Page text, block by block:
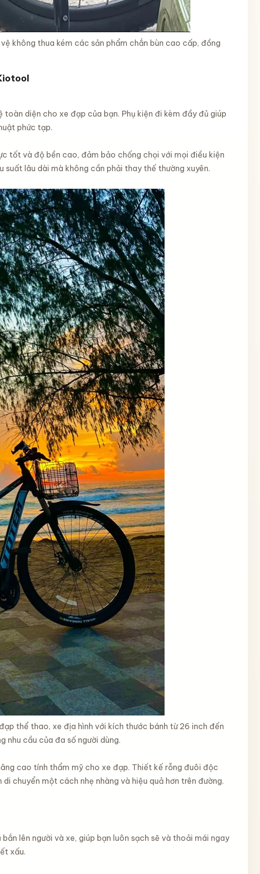
không thua kém các sản phẩm chắn bùn cao cấp, đồng
diện cho xe đạp của bạn. Phụ kiện đi kèm đầy đủ giúp
phức tạp.
tốt và độ bền cao, đảm bảo chống chọi với mọi điều kiện
lâu dài mà không cần phải thay thế thường xuyên.
thể thao, xe địa hình với kích thước bánh từ 26 inch đến
nhu cầu của đa số người dùng.
cao tính thẩm mỹ cho xe đạp. Thiết kế rỗng đuôi độc
chuyển một cách nhẹ nhàng và hiệu quả hơn trên đường.
lên người và xe, giúp bạn luôn sạch sẽ và thoải mái ngay
xấu.